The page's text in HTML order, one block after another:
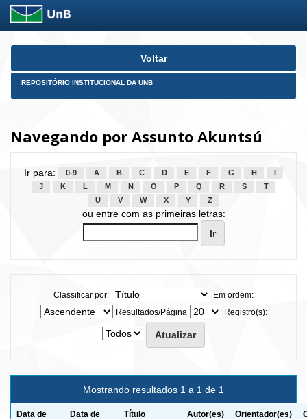
Skip
Voltar
REPOSITÓRIO INSTITUCIONAL DA UNB
Navegando por Assunto Akuntsú
Ir para: 0-9 A B C D E F G H
J
K L M N O P Q R S
T
U
V W X Y Z
ou entre com as primeiras letras:
Classificar por:
Em ordem:
Resultados/Página
Registro(s):
Mostrando resultados 1 a 1 de 1
Data de
Data de
Título Autor(es) Orientador(es)